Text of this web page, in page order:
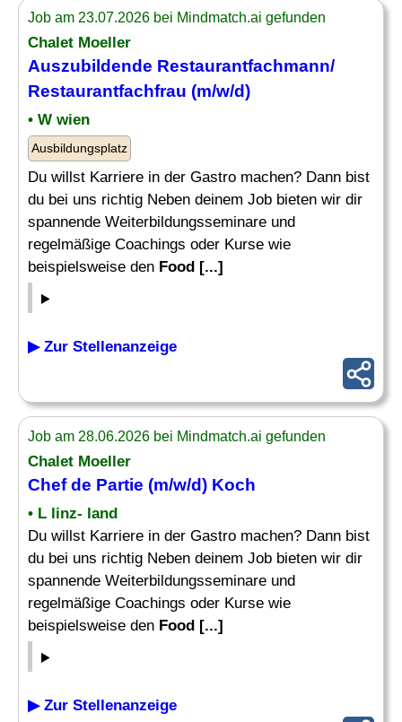
Job am 23.07.2026 bei Mindmatch.ai gefunden
Chalet Moeller
Auszubildende Restaurantfachmann/
Restaurantfachfrau (m/w/d)
• W wien
Ausbildungsplatz
Du willst Karriere in der Gastro machen? Dann bist
du bei uns richtig Neben deinem Job bieten wir dir
spannende Weiterbildungsseminare und
regelmäßige Coachings oder Kurse wie
beispielsweise den Food [...]
▶ Zur Stellenanzeige
Job am 28.06.2026 bei Mindmatch.ai gefunden
Chalet Moeller
Chef de Partie (m/w/d) Koch
• L linz- land
Du willst Karriere in der Gastro machen? Dann bist
du bei uns richtig Neben deinem Job bieten wir dir
spannende Weiterbildungsseminare und
regelmäßige Coachings oder Kurse wie
beispielsweise den Food [...]
▶ Zur Stellenanzeige